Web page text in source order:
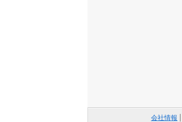
会社情報